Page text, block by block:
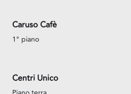
Caruso Cafè
1° piano
Centri Unico